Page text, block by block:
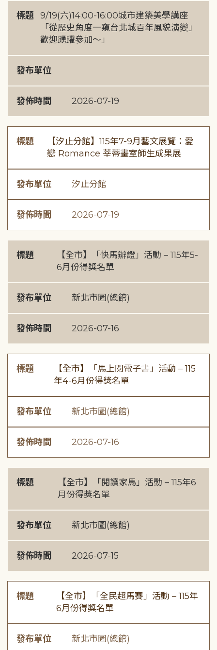
標題 9/19(六)14:00-16:00城市建築美學講座
「從歷史角度一窺台北城百年風貌演變」
歡迎踴躍參加～」
發布單位
發佈時間 2026-07-19
標題
【汐止分館】115年7-9月藝文展覽：愛
戀 Romance 莘蒂畫室師生成果展
發布單位 汐止分館
發佈時間 2026-07-19
標題
【全市】「快馬辦證」活動 – 115年5-
6月份得獎名單
發布單位 新北市圖(總館)
發佈時間 2026-07-16
標題
【全市】「馬上閱電子書」活動 – 115
年4-6月份得獎名單
發布單位 新北市圖(總館)
發佈時間 2026-07-16
標題
【全市】「閱讀家馬」活動 – 115年6
月份得獎名單
發布單位 新北市圖(總館)
發佈時間 2026-07-15
標題
【全市】「全民超馬賽」活動 – 115年
6月份得獎名單
發布單位 新北市圖(總館)